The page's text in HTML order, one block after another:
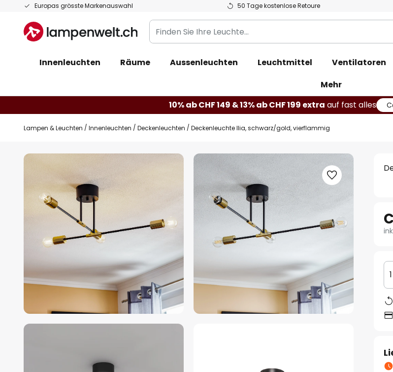
Europas grösste Markenauswahl 50 Tage kostenlose Retoure
Zum
springen
Finden
Sie
Leuchte...
Innenleuchten Räume Aussenleuchten Leuchtmittel Ventilatoren
Mehr
10% ab CHF 149 & 13% ab CHF 199 extra auf fast alles
Lampen & Leuchten Innenleuchten Deckenleuchten Deckenleuchte Ilia, schwarz/gold, vierflammig
Zum
Bildgalerie
springen
1